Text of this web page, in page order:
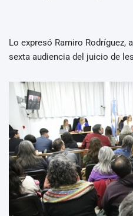
Lo expresó Ramiro Rodríguez,
sexta audiencia del juicio de